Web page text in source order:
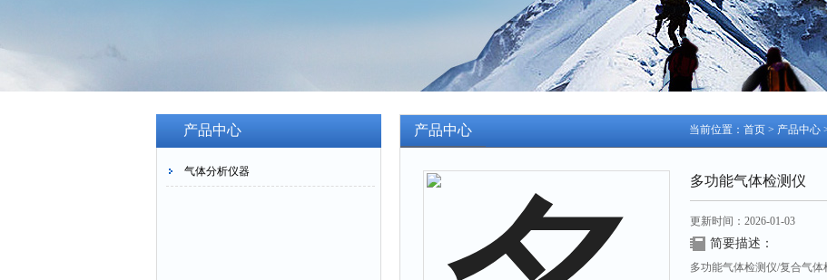
产品中心
气体分析仪器
当前位置： 首页 > 产品中心
产品中心
多功能气体检测仪
更新时间：2026-01-03
简要描述：
多功能气体检测仪/复合气